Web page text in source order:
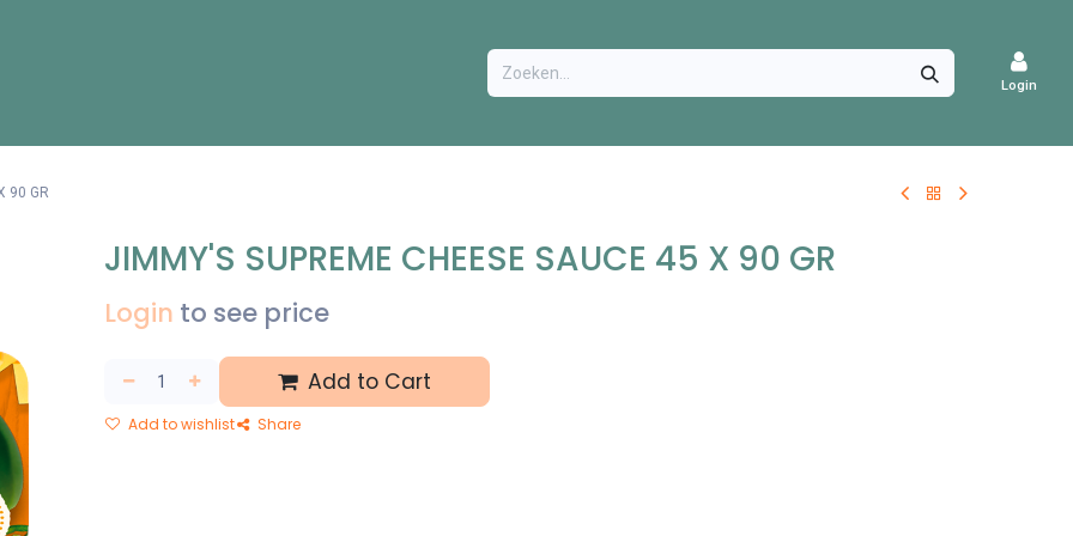
VACATURES
Login
90 GR
JIMMY'S SUPREME CHEESE SAUCE 45 X 90 GR
Login to see price
Add to Cart
Add to wishlist Share